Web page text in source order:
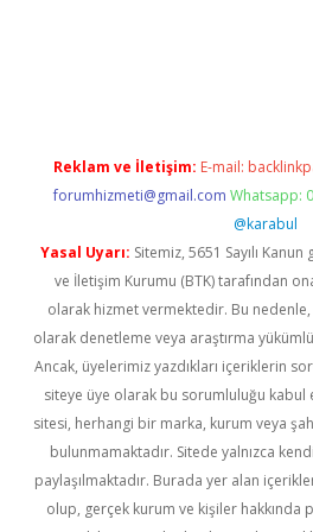
Reklam ve İletişim: E-mail:
forumhizmeti@gmail.com Whatsapp:
@karabul
Yasal Uyarı: Sitemiz, 5651 Sayılı
ve İletişim Kurumu (BTK) tarafından
olarak hizmet vermektedir. Bu
olarak denetleme veya araştırma
Ancak, üyelerimiz yazdıkları içeriklerin
siteye üye olarak bu sorumluluğu kabul
sitesi, herhangi bir marka, kurum veya
bulunmamaktadır. Sitede yalnızca
paylaşılmaktadır. Burada yer alan
olup, gerçek kurum ve kişiler hakkında